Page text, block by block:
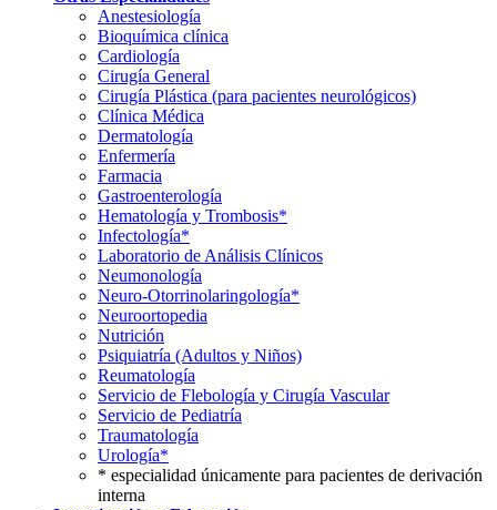
Anestesiología
Bioquímica clínica
Cardiología
Cirugía General
Cirugía Plástica (para pacientes neurológicos)
Clínica Médica
Dermatología
Enfermería
Farmacia
Gastroenterología
Hematología y Trombosis*
Infectología*
Laboratorio de Análisis Clínicos
Neumonología
Neuro-Otorrinolaringología*
Neuroortopedia
Nutrición
Psiquiatría (Adultos y Niños)
Reumatología
Servicio de Flebología y Cirugía Vascular
Servicio de Pediatría
Traumatología
Urología*
* especialidad únicamente para pacientes de derivación
interna